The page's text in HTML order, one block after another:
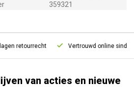
359321
retourrecht Vertrouwd online sinds
van acties en nieuwe